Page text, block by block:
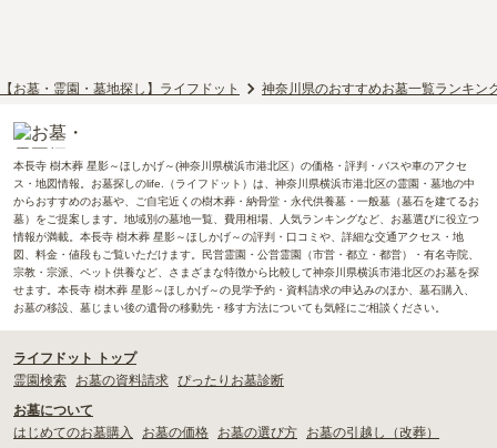
【お墓・霊園・墓地探し】ライフドット 神奈川県のおすすめお墓一覧ランキン
本長寺 樹木葬 星影～ほしかげ～(神奈川県横浜市港北区）の価格・評判・バスや車のアクセ
ス・地図情報。お墓探しのlife.（ライフドット）は、神奈川県横浜市港北区の霊園・墓地の中
からおすすめのお墓や、ご自宅近くの樹木葬・納骨堂・永代供養墓・一般墓（墓石を建てるお
墓）をご提案します。地域別の墓地一覧、費用相場、人気ランキングなど、お墓選びに役立つ
情報が満載。本長寺 樹木葬 星影～ほしかげ～の評判・口コミや、詳細な交通アクセス・地
図、料金・値段もご覧いただけます。民営霊園・公営霊園（市営・都立・都営）・有名寺院、
宗教・宗派、ペット供養など、さまざまな特徴から比較して神奈川県横浜市港北区のお墓を探
せます。本長寺 樹木葬 星影～ほしかげ～の見学予約・資料請求の申込みのほか、墓石購入、
お墓の移設、墓じまい後の遺骨の移動先・移す方法についても気軽にご相談ください。
ライフドット トップ
霊園検索
お墓の資料請求 ぴったりお墓診断
お墓について
はじめてのお墓購入
お墓の価格 お墓の選び方
お墓の引越し（改葬）